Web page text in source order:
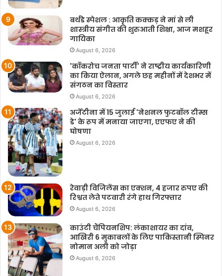
बर्थडे स्पेशल : आकृति कक्कड़ ने मां से ली
शास्त्रीय संगीत की शुरुआती शिक्षा, आज मशहूर
गायिका
August 6, 2026
'कॉकरोच जनता पार्टी' ने राष्ट्रीय कार्यकारिणी
का किया ऐलान, अगले छह महीनों में देशभर में
संगठन का विस्तार
August 6, 2026
अर्जेंटीना में 15 जुलाई 'नेशनल फुटबॉल टीम्स
डे' के रूप में मनाया जाएगा, एएफए ने की
घोषणा
August 6, 2026
रेवाड़ी विजिलेंस का एक्शन, 4 हजार रुपए की
रिश्वत लेते पटवारी रंगे हाथ गिरफ्तार
August 6, 2026
काउंटी चैंपियनशिप: लंकाशायर का दांव,
आखिरी 6 मुकाबलों के लिए पाकिस्तानी स्पिनर
नोमान अली को जोड़ा
August 6, 2026